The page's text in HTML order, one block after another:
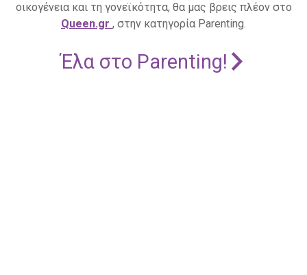
οικογένεια και τη γονεϊκότητα, θα μας βρεις πλέον στο
Queen.gr , στην κατηγορία Parenting.
Έλα στο Parenting!